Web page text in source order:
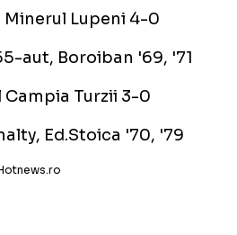
Minerul Lupeni 4-0
aut, Boroiban '69, '71
Turzii 3-0
Ed.Stoica '70, '79